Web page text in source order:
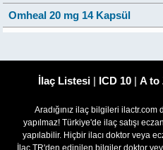
Omheal 20 mg 14 Kapsül
İlaç Listesi | ICD 10 | A to
Aradığınız ilaç bilgileri ilactr.com
yapılmaz! Türkiye'de ilaç satışı
yapılabilir. Hiçbir ilacı doktor veya
İlaç TR'den edinilen bilgiler doktor